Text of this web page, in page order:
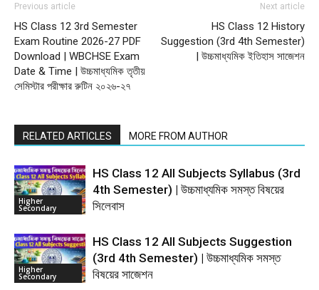
Previous article
HS Class 12 3rd Semester
Exam Routine 2026-27 PDF
Download | WBCHSE Exam
Date & Time | উচ্চমাধ্যমিক তৃতীয়
সেমিস্টার পরীক্ষার রুটিন ২০২৬-২৭
Next article
HS Class 12 History
Suggestion (3rd 4th Semester)
| উচ্চমাধ্যমিক ইতিহাস সাজেশন
RELATED ARTICLES MORE FROM AUTHOR
Higher
Secondary
HS Class 12 All Subjects Syllabus (3rd
4th Semester) | উচ্চমাধ্যমিক সমস্ত বিষয়ের
সিলেবাস
Higher
Secondary
HS Class 12 All Subjects Suggestion
(3rd 4th Semester) | উচ্চমাধ্যমিক সমস্ত
বিষয়ের সাজেশন